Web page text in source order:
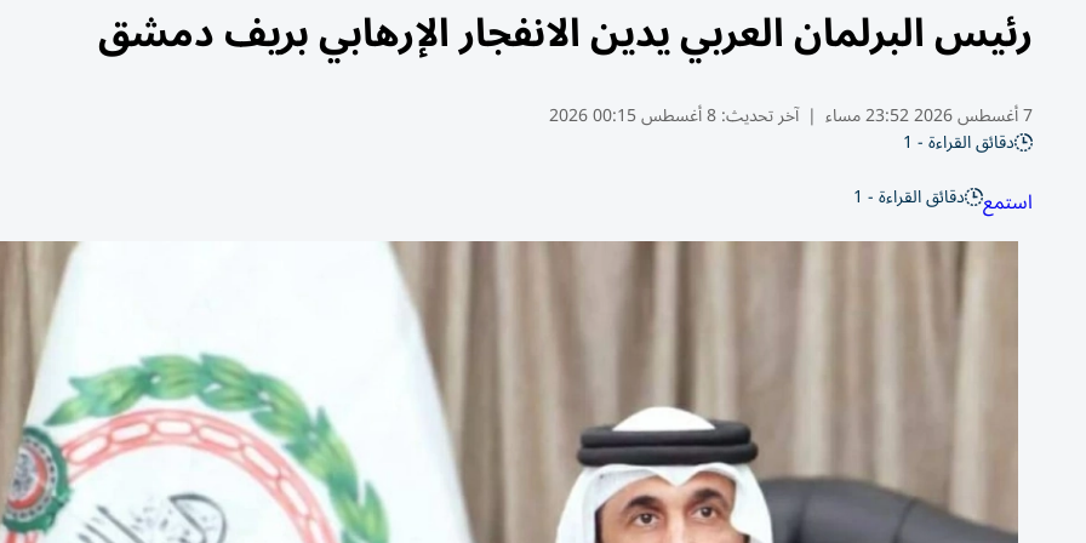
رئيس البرلمان العربي يدين الانفجار الإرهابي بريف دمشق
7 أغسطس 2026 23:52 مساء | آخر تحديث:8 أغسطس 00:15 2026
دقائق القراءة - 1
استمع دقائق القراءة - 1